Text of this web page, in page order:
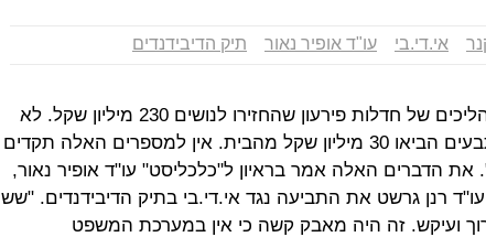
אי.די.בי עו"ד אופיר נאור תיק הדיבידנדים
"אני לא מכיר הרבה הליכים של חדלות פירעון שהחזירו לנושים 230 מיליון שקל. לא
ראיתי הליך שבהם נתבעים הביאו 30 מיליון שקל מהבית. אין למספרים האלה תקדים
את הדברים האלה אמר בראיון ל"כלכליסט" עו"ד אופיר נאור,
רנן גרשט את התביעה נגד אי.די.בי בתיק הדיבידנדים. "שש
ועיקש. זה היה מאבק קשה כי אין במערכת המשפט